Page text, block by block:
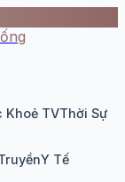
Khoẻ TVThời Sự
Y Tế